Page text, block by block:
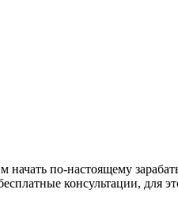
по-настоящему
консультации, для